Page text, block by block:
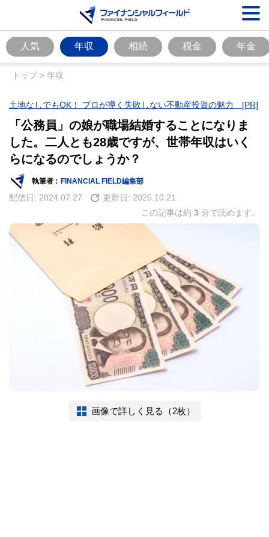
人気 年収 相続 税金 年金
トップ> 年収
土地なしでもOK！ プロが導く失敗しない不動産投資の魅力 [PR]
「公務員」の娘が職場結婚することになりま
した。二人とも28歳ですが、世帯年収はいく
らになるのでしょうか？
執筆者 : FINANCIAL FIELD編集部
配信日: 2024.07.27 更新日: 2025.10.21
この記事は約 3 分で読めます。
画像で詳しく見る（2枚）